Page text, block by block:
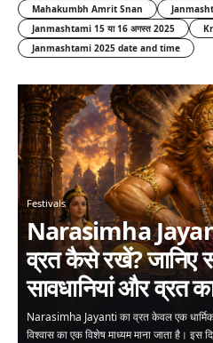
Mahakumbh Amrit Snan
Janmashtami 15 या 16 अगस्त 2025
Janmashtami 2025 date and time
Festivals
Narasimha
व्रत कैसे रखें? जानिए
सावधानियां और व्रत
Narasimha Jayanti का व्रत केवल एक
विश्वास का एक विशेष माध्यम माना जाता है। इस